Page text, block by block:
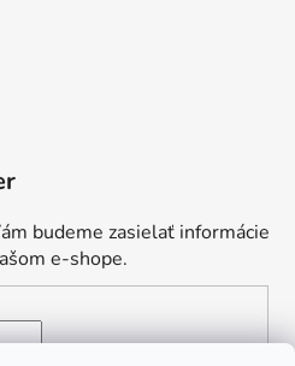
budeme zasielať informácie
e-shope.